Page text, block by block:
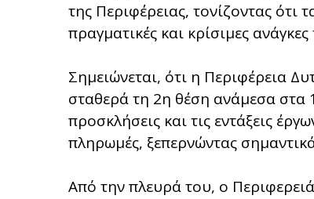
της Περιφέρειας, τονίζοντας
πραγματικές και κρίσιμες
Σημειώνεται, ότι η Περιφέρεια
σταθερά τη 2η θέση ανάμεσα στα
προσκλήσεις και τις εντάξεις
πληρωμές, ξεπερνώντας
Από την πλευρά του, ο